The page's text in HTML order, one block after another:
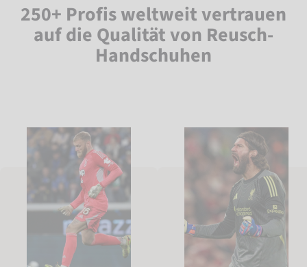
250+ Profis weltweit vertrauen
auf die Qualität von Reusch-
Handschuhen